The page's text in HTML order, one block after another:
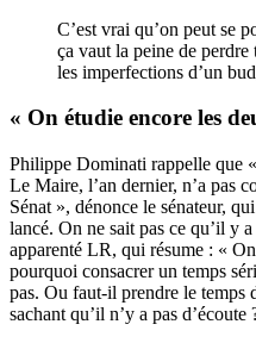
C’est vrai qu’on peut se
ça vaut la peine de
les imperfections d’un
« On étudie encore les
Philippe Dominati rappelle que
Le Maire, l’an dernier, n’a pas
Sénat », dénonce le sénateur,
lancé. On ne sait pas ce qu’il y
apparenté LR, qui résume : «
pourquoi consacrer un temps
pas. Ou faut-il prendre le temps
sachant qu’il n’y a pas d’écoute